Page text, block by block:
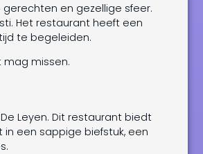
en gezellige sfeer.
Het restaurant heeft een
te begeleiden.
missen.
Leyen. Dit restaurant biedt
een sappige biefstuk, een